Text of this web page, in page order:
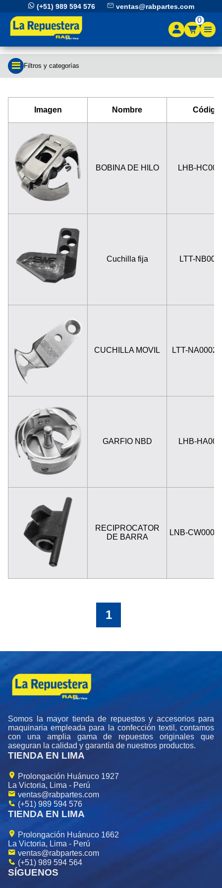
(+51) 989 594 576 ventas@rabpartes.com
0
Filtros y categorías
Imagen Nombre Código
BOBINA DE HILO LHB-
Cuchilla fija LTT-
CUCHILLA MOVIL LTT-
GARFIO NBD LHB-
RECIPROCATOR
DE BARRA
LNB-
1
Somos la mayor tienda de repuestos y accesorios para
maquinaria empleada para la confección textil, contamos
con una amplia gama de repuestos originales que
aseguran la calidad y garantía de nuestros productos.
TIENDA EN LIMA
Prolongación Huánuco 1927
La Victoria, Lima - Perú
ventas@rabpartes.com
(+51) 989 594 576
TIENDA EN LIMA
Prolongación Huánuco 1662
La Victoria, Lima - Perú
ventas@rabpartes.com
(+51) 989 594 564
SÍGUENOS